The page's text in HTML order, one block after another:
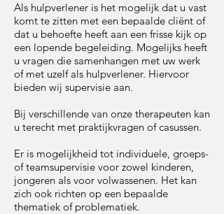
Als hulpverlener is het mogelijk dat u vast
komt te zitten met een bepaalde cliënt of
dat u behoefte heeft aan een frisse kijk op
een lopende begeleiding. Mogelijks heeft
u vragen die samenhangen met uw werk
of met uzelf als hulpverlener. Hiervoor
bieden wij supervisie aan.
Bij verschillende van onze therapeuten kan
u terecht met praktijkvragen of casussen.
Er is mogelijkheid tot individuele, groeps-
of teamsupervisie voor zowel kinderen,
jongeren als voor volwassenen. Het kan
zich ook richten op een bepaalde
thematiek of problematiek.